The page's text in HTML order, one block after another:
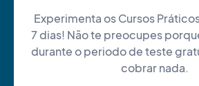
Experimenta os Cursos
7 dias! Não te preocupes
durante o periodo de teste
cobrar nada.